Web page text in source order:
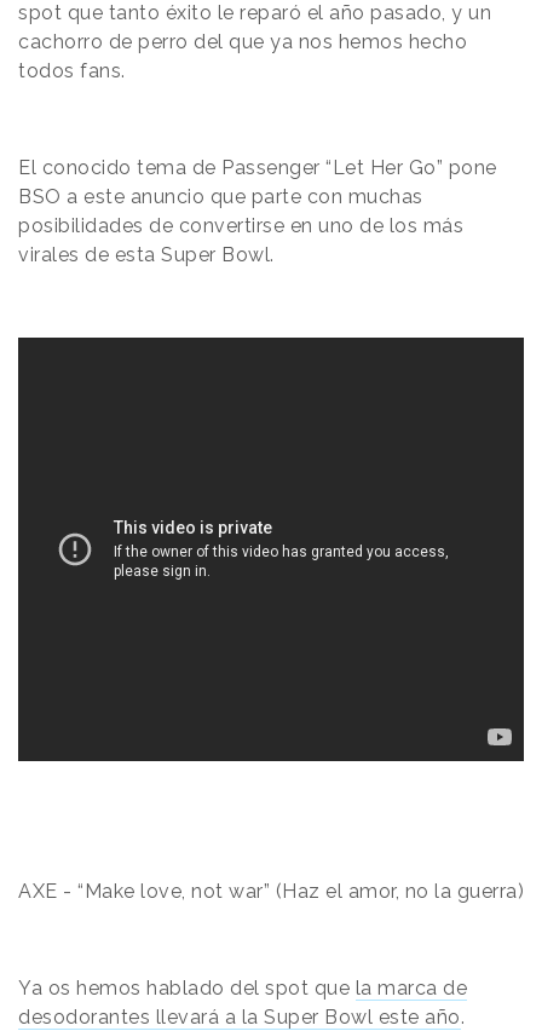
spot que tanto éxito le reparó el año pasado, y un
cachorro de perro del que ya nos hemos hecho
todos fans.
El conocido tema de Passenger “Let Her Go” pone
BSO a este anuncio que parte con muchas
posibilidades de convertirse en uno de los más
virales de esta Super Bowl.
AXE - “Make love, not war” (Haz el amor, no la guerra)
Ya os hemos hablado del spot que la marca de
desodorantes llevará a la Super Bowl este año.